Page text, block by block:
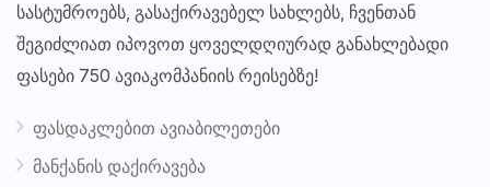
სასტუმროებს, გასაქირავებელ სახლებს, ჩვენთან
შეგიძლიათ იპოვოთ ყოველდღიურად განახლებადი
ფასები 750 ავიაკომპანიის რეისებზე!
ფასდაკლებით ავიაბილეთები
მანქანის დაქირავება